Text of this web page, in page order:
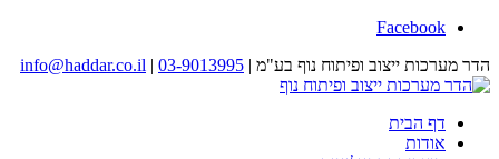
Facebook
הדר מערכות ייצוב ופיתוח נוף בע"מ | 03-9013995
|
info@haddar.co.il
דף הבית
אודות